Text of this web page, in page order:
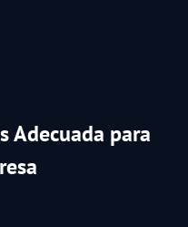
Adecuada para